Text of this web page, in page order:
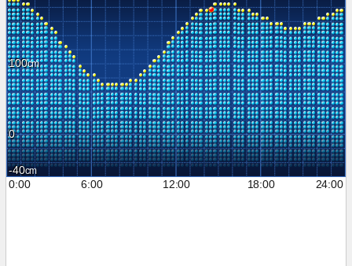
100
0
-40
0:00
6:00 12:00 18:00 24:00